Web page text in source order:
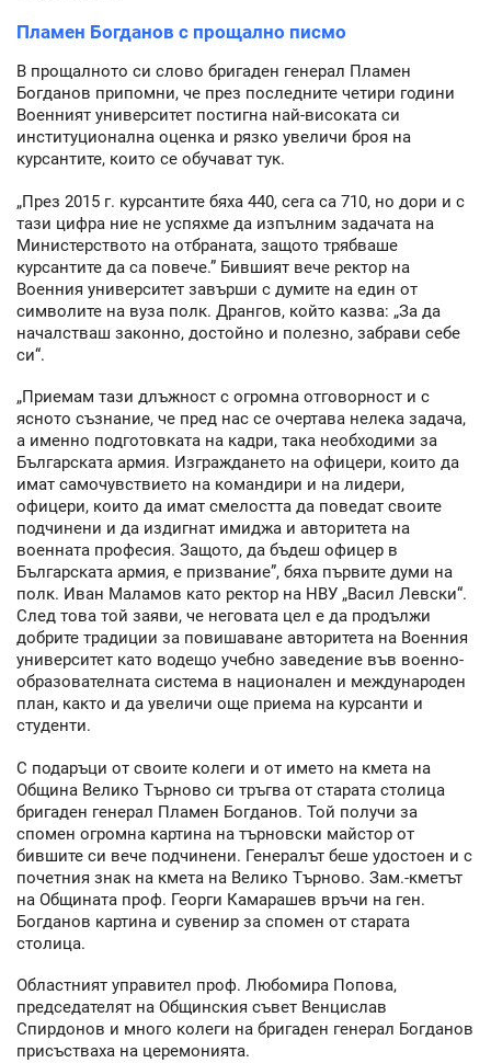
Пламен Богданов с прощално писмо
В прощалното си слово бригаден генерал Пламен
Богданов припомни, че през последните четири години
Военният университет постигна най-високата си
институционална оценка и рязко увеличи броя на
курсантите, които се обучават тук.
„През 2015 г. курсантите бяха 440, сега са 710, но дори и с
тази цифра ние не успяхме да изпълним задачата на
Министерството на отбраната, защото трябваше
курсантите да са повече.” Бившият вече ректор на
Военния университет завърши с думите на един от
символите на вуза полк. Дрангов, който казва: „За да
началстваш законно, достойно и полезно, забрави себе
си“.
„Приемам тази длъжност с огромна отговорност и с
ясното съзнание, че пред нас се очертава нелека задача,
а именно подготовката на кадри, така необходими за
Българската армия. Изграждането на офицери, които да
имат самочувствието на командири и на лидери,
офицери, които да имат смелостта да поведат своите
подчинени и да издигнат имиджа и авторитета на
военната професия. Защото, да бъдеш офицер в
Българската армия, е призвание”, бяха първите думи на
полк. Иван Маламов като ректор на НВУ „Васил Левски“.
След това той заяви, че неговата цел е да продължи
добрите традиции за повишаване авторитета на Военния
университет като водещо учебно заведение във военно-
образователната система в национален и международен
план, както и да увеличи още приема на курсанти и
студенти.
С подаръци от своите колеги и от името на кмета на
Община Велико Търново си тръгва от старата столица
бригаден генерал Пламен Богданов. Той получи за
спомен огромна картина на търновски майстор от
бившите си вече подчинени. Генералът беше удостоен и с
почетния знак на кмета на Велико Търново. Зам.-кметът
на Общината проф. Георги Камарашев връчи на ген.
Богданов картина и сувенир за спомен от старата
столица.
Областният управител проф. Любомира Попова,
председателят на Общинския съвет Венцислав
Спирдонов и много колеги на бригаден генерал Богданов
присъстваха на церемонията.